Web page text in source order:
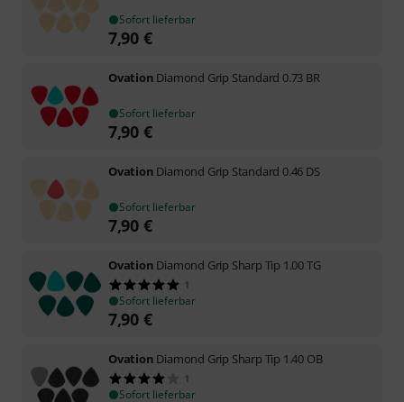
Sofort lieferbar
7,90 €
Ovation Diamond Grip Standard 0.73 BR
Sofort lieferbar
7,90 €
Ovation Diamond Grip Standard 0.46 DS
Sofort lieferbar
7,90 €
Ovation Diamond Grip Sharp Tip 1.00 TG
1
Sofort lieferbar
7,90 €
Ovation Diamond Grip Sharp Tip 1.40 OB
1
Sofort lieferbar